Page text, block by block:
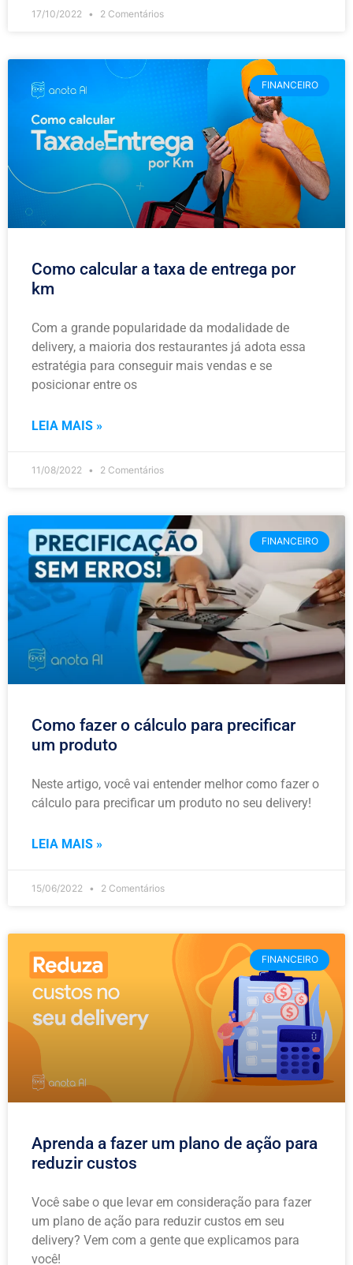
17/10/2022 2 Comentários
FINANCEIRO
Como calcular a taxa de entrega por
km
Com a grande popularidade da modalidade de
delivery, a maioria dos restaurantes já adota essa
estratégia para conseguir mais vendas e se
posicionar entre os
LEIA MAIS »
11/08/2022 2 Comentários
FINANCEIRO
Como fazer o cálculo para precificar
um produto
Neste artigo, você vai entender melhor como fazer o
cálculo para precificar um produto no seu delivery!
LEIA MAIS »
15/06/2022 2 Comentários
FINANCEIRO
Aprenda a fazer um plano de ação para
reduzir custos
Você sabe o que levar em consideração para fazer
um plano de ação para reduzir custos em seu
delivery? Vem com a gente que explicamos para
você!